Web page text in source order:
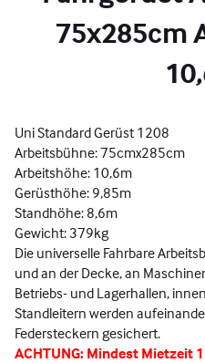
75x285cm
Uni Standard Gerüst 1208
Arbeitsbühne: 75cmx285cm
Arbeitshöhe: 10,6m
Gerüsthöhe: 9,85m
Standhöhe: 8,6m
Gewicht: 379kg
Die universelle Fahrbare
und an der Decke, an
Betriebs- und Lagerhallen,
Standleitern werden
Federsteckern gesichert.
ACHTUNG: Mindest Mietzeit